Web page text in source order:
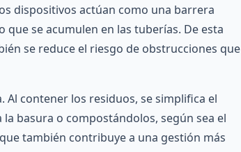
dispositivos actúan como una barrera
se acumulen en las tuberías. De esta
se reduce el riesgo de obstrucciones que
Al contener los residuos, se simplifica el
basura o compostándolos, según sea el
también contribuye a una gestión más